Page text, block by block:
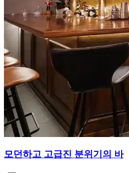
모던하고 고급진 분위기의 바